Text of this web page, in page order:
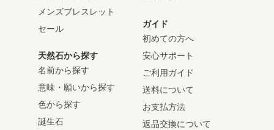
メンズブレスレット
セール
天然石から探す
名前から探す
意味・願いから探す
色から探す
誕生石
ガイド
初めての方へ
安心サポート
ご利用ガイド
送料について
お支払方法
返品交換について